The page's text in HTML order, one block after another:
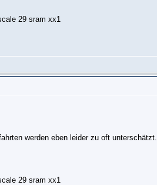
29 sram xx1
werden eben leider zu oft unterschätzt.
29 sram xx1